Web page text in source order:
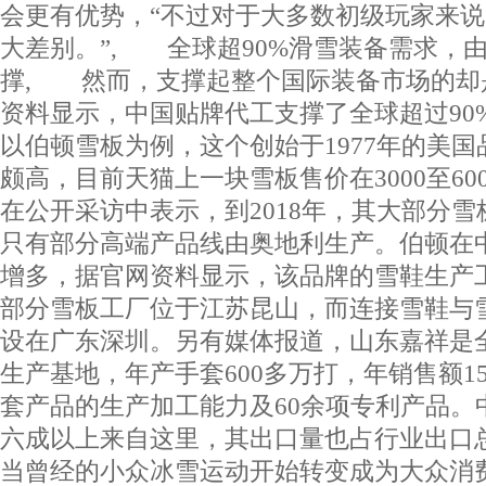
会更有优势，“不过对于大多数初级玩家来
大差别。”, 全球超90%滑雪装备需求，
撑, 然而，支撑起整个国际装备市场的却
资料显示，中国贴牌代工支撑了全球超过
以伯顿雪板为例，这个创始于1977年的美
颇高，目前天猫上一块雪板售价在3000至
在公开采访中表示，到2018年，其大部分
只有部分高端产品线由奥地利生产。伯顿在
增多，据官网资料显示，该品牌的雪鞋生产
部分雪板工厂位于江苏昆山，而连接雪鞋与
设在广东深圳。另有媒体报道，山东嘉祥是
生产基地，年产手套600多万打，年销售额
套产品的生产加工能力及60余项专利产品
六成以上来自这里，其出口量也占行业
当曾经的小众冰雪运动开始转变成为大众消